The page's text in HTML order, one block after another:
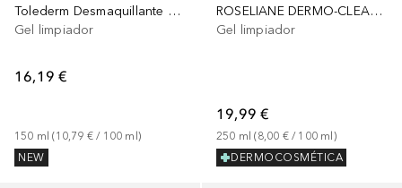
Tolederm Desmaquillante para Pieles Intolerantes y Sensibles - Al Instante
Gel limpiador
16,19 €
150 ml (10,79 € / 100 ml )
NEW
ROSELIANE DERMO-CLEANSING FLUID
Gel limpiador
19,99 €
250 ml (8,00 € / 100 ml )
DERMOCOSMÉTICA